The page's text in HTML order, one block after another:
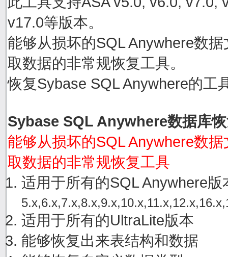
v17.0等版本。
能够从损坏的SQL Anywhere数
取数据的非常规恢复工具。
恢复Sybase SQL Anywhere的工
Sybase SQL Anywhere数据库
能够从损坏的SQL Anywhere数
取数据的非常规恢复工具
适用于所有的SQL Anywhere
适用于所有的UltraLite版本
能够恢复出来表结构和数据